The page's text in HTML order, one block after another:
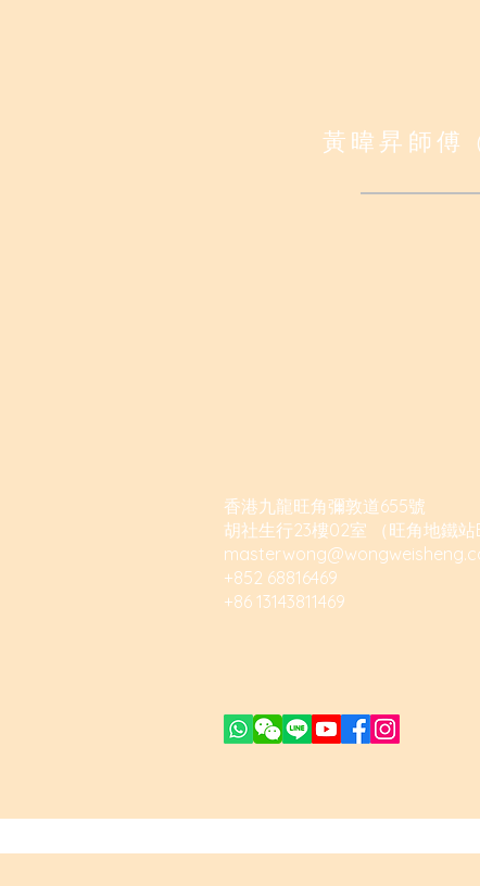
黃暐昇師
香港九龍旺角彌敦道655號
胡社生行23樓02室 （旺角地鐵站
+852 68816469
+86 13143811469